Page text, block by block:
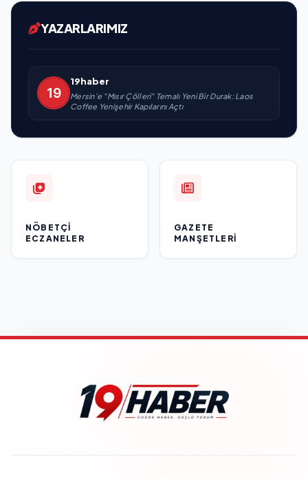
YAZARLARIMIZ
19haber
Mersin'e "Mısır Çölleri" Temalı Yeni Bir Durak: Laos
Coffee Yenişehir Kapılarını Açtı
NÖBETÇI
ECZANELER
GAZETE
MANŞETLERI